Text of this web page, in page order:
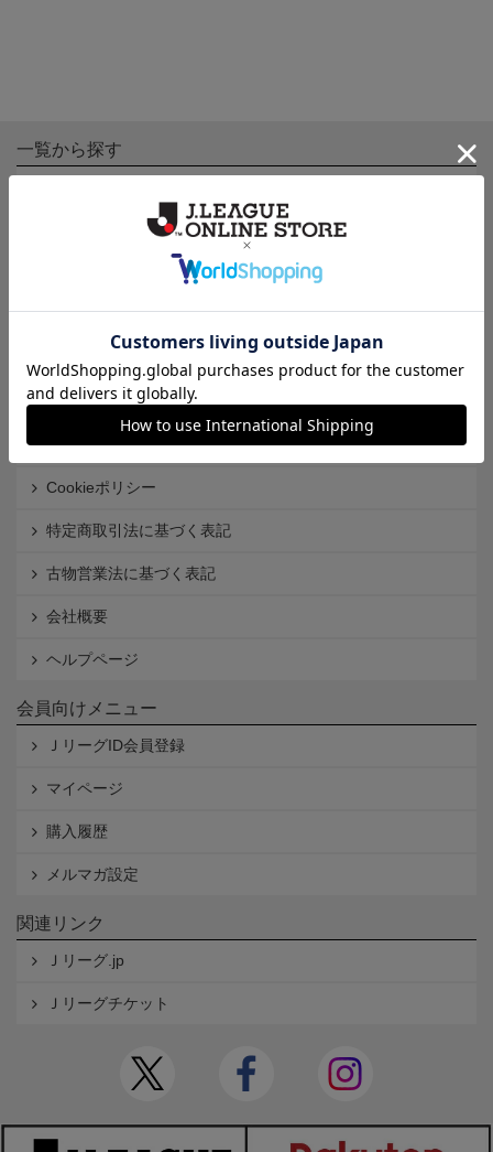
一覧から探す
クラブから探す
Ｊ2
Ｊリーグオンラインストアとは
利用規約
個人情報保護方針
Cookieポリシー
特定商取引法に基づく表記
古物営業法に基づく表記
会社概要
ヘルプページ
会員向けメニュー
ＪリーグID会員登録
マイページ
購入履歴
メルマガ設定
関連リンク
Ｊリーグ.jp
Ｊリーグチケット